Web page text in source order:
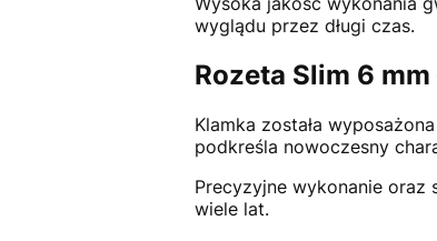
wyglądu przez długi czas.
Rozeta Slim 6
Klamka została
podkreśla nowoczesny
Precyzyjne wykonanie oraz
wiele lat.